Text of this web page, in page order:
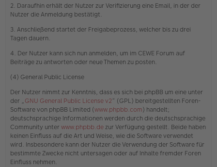
2. Daraufhin erhält der Nutzer zur Verifizierung eine Email, in der der
Nutzer die Anmeldung bestätigt.
3. Anschließend startet der Freigabeprozess, welcher bis zu drei
Tagen dauern.
4. Der Nutzer kann sich nun anmelden, um im CEWE Forum auf
Beiträge zu antworten oder neue Themen zu posten.
(4) General Public License
Der Nutzer nimmt zur Kenntnis, dass es sich bei phpBB um eine unter
der „GNU General Public License v2“ (GPL) bereitgestellten Foren-
Software von phpBB Limited (www.phpbb.com) handelt;
deutschsprachige Informationen werden durch die deutschsprachige
Community unter www.phpbb.dezur Verfügung gestellt. Beide haben
keinen Einfluss auf die Art und Weise, wie die Software verwendet
wird. Insbesondere kann der Nutzer die Verwendung der Software für
bestimmte Zwecke nicht untersagen oder auf Inhalte fremder Foren
Einfluss nehmen.